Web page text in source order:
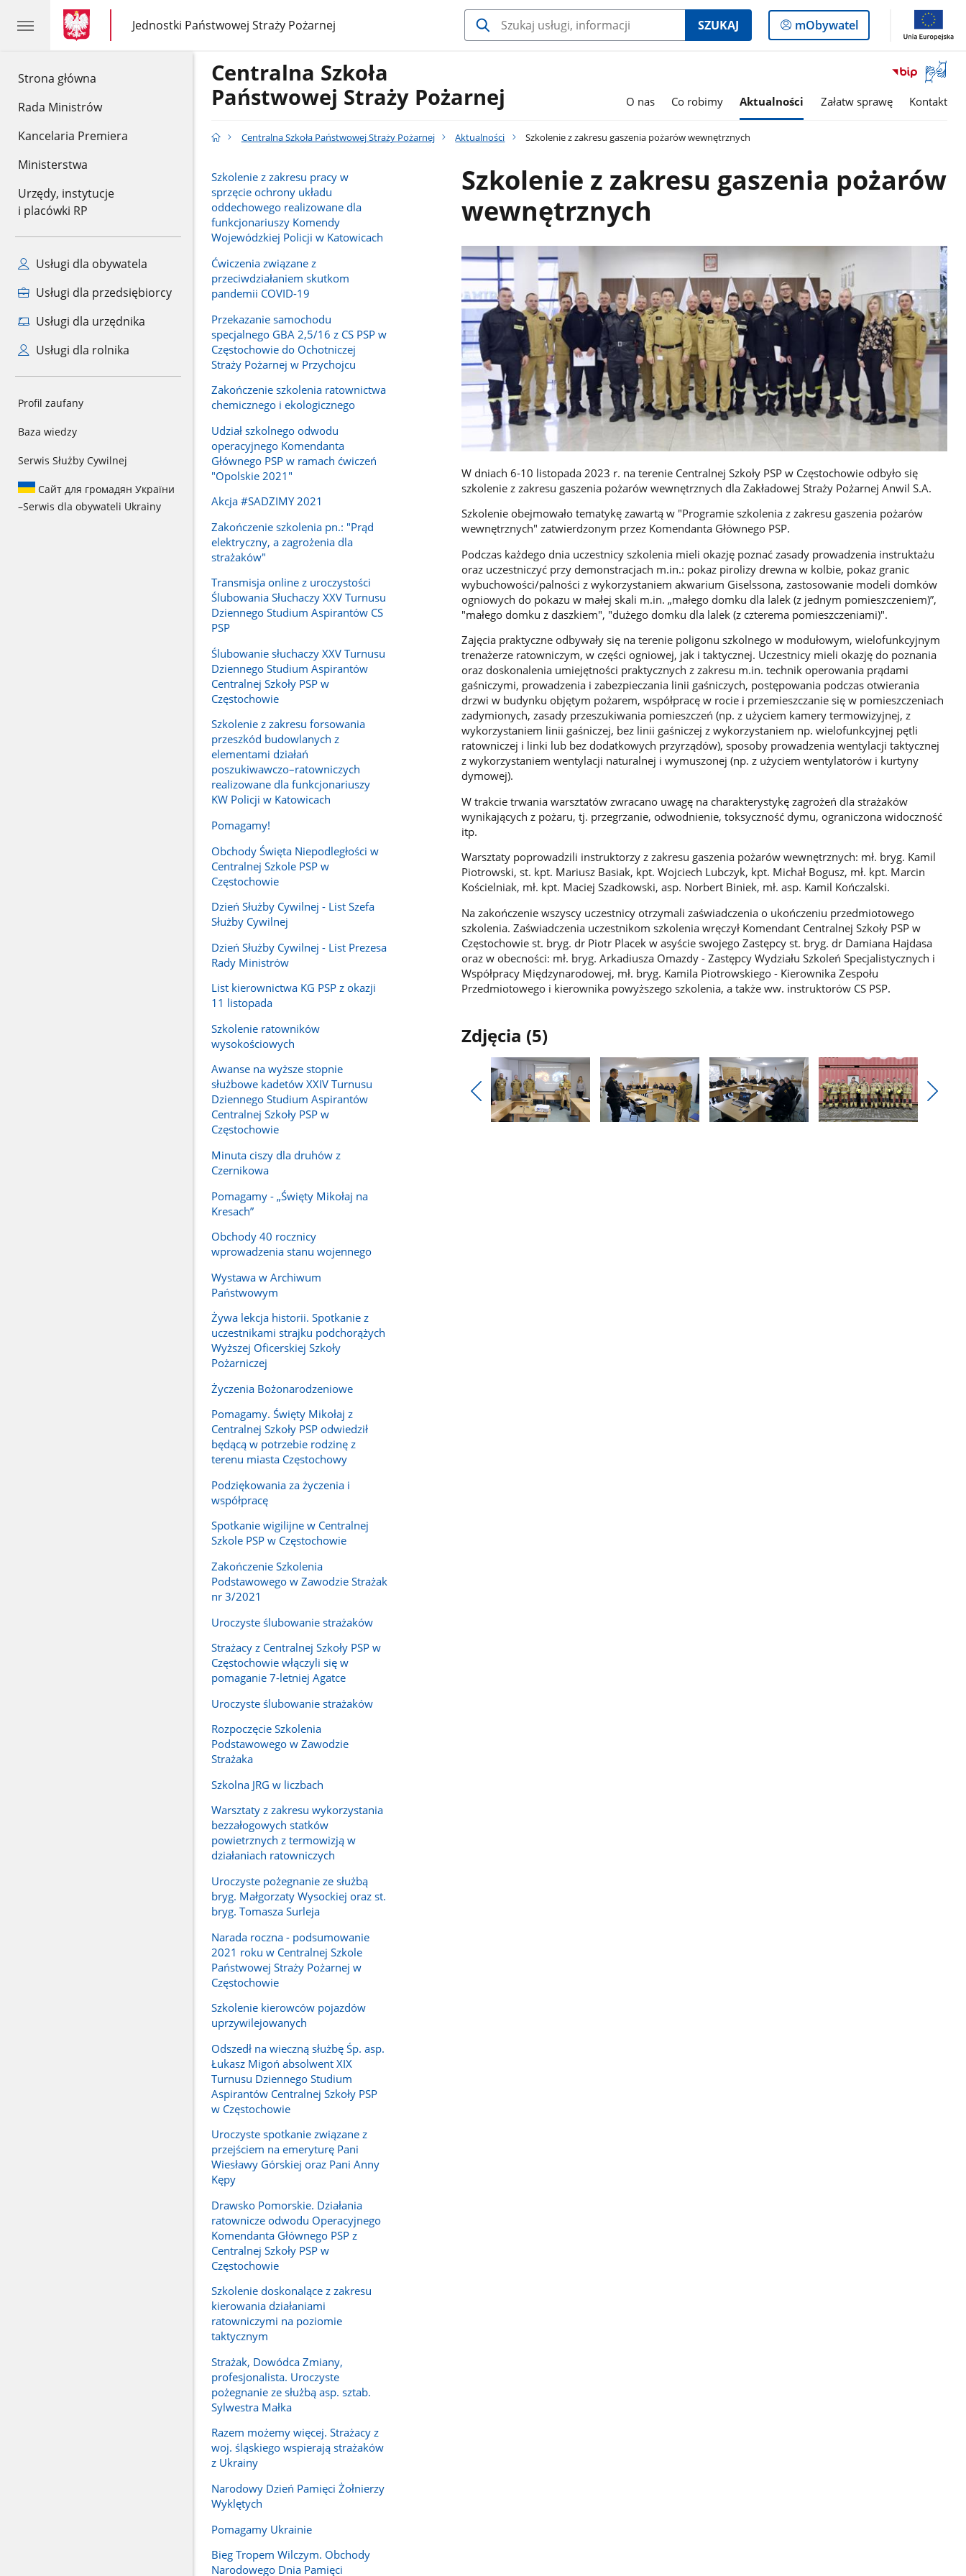
Strona główna
Rada Ministrów
Kancelaria Premiera
Ministerstwa
Urzędy, instytucje
i placówki RP
Usługi dla obywatela
Usługi dla przedsiębiorcy
Usługi dla urzędnika
Usługi dla rolnika
Profil zaufany
Baza wiedzy
Serwis Służby Cywilnej
Сайт для громадян України
–Serwis dla obywateli Ukrainy
gov.pl
gov.pl
Jednostki Państwowej Straży Pożarnej
gov.pl
Jednostki
Państwowej
SZUKAJ
Logowanie
do
mObywatel
Otwórz
okno
z
Centralna Szkoła
Państwowej Straży Pożarnej
O nas Co robimy Aktualności Załatw sprawę Kontakt
Centralna Szkoła Państwowej Straży Pożarnej Aktualności Szkolenie z zakresu gaszenia pożarów wewnętrznych
Szkolenie z zakresu pracy w
sprzęcie ochrony układu
oddechowego realizowane dla
funkcjonariuszy Komendy
Wojewódzkiej Policji w Katowicach
Ćwiczenia związane z
przeciwdziałaniem skutkom
pandemii COVID-19
Przekazanie samochodu
specjalnego GBA 2,5/16 z CS PSP w
Częstochowie do Ochotniczej
Straży Pożarnej w Przychojcu
Zakończenie szkolenia ratownictwa
chemicznego i ekologicznego
Udział szkolnego odwodu
operacyjnego Komendanta
Głównego PSP w ramach ćwiczeń
"Opolskie 2021"
Akcja #SADZIMY 2021
Zakończenie szkolenia pn.: "Prąd
elektryczny, a zagrożenia dla
strażaków"
Transmisja online z uroczystości
Ślubowania Słuchaczy XXV Turnusu
Dziennego Studium Aspirantów CS
PSP
Ślubowanie słuchaczy XXV Turnusu
Dziennego Studium Aspirantów
Centralnej Szkoły PSP w
Częstochowie
Szkolenie z zakresu forsowania
przeszkód budowlanych z
elementami działań
poszukiwawczo–ratowniczych
realizowane dla funkcjonariuszy
KW Policji w Katowicach
Pomagamy!
Obchody Święta Niepodległości w
Centralnej Szkole PSP w
Częstochowie
Dzień Służby Cywilnej - List Szefa
Służby Cywilnej
Dzień Służby Cywilnej - List Prezesa
Rady Ministrów
List kierownictwa KG PSP z okazji
11 listopada
Szkolenie ratowników
wysokościowych
Awanse na wyższe stopnie
służbowe kadetów XXIV Turnusu
Dziennego Studium Aspirantów
Centralnej Szkoły PSP w
Częstochowie
Minuta ciszy dla druhów z
Czernikowa
Pomagamy - „Święty Mikołaj na
Kresach”
Obchody 40 rocznicy
wprowadzenia stanu wojennego
Wystawa w Archiwum
Państwowym
Żywa lekcja historii. Spotkanie z
uczestnikami strajku podchorążych
Wyższej Oficerskiej Szkoły
Pożarniczej
Życzenia Bożonarodzeniowe
Pomagamy. Święty Mikołaj z
Centralnej Szkoły PSP odwiedził
będącą w potrzebie rodzinę z
terenu miasta Częstochowy
Podziękowania za życzenia i
współpracę
Spotkanie wigilijne w Centralnej
Szkole PSP w Częstochowie
Zakończenie Szkolenia
Podstawowego w Zawodzie Strażak
nr 3/2021
Uroczyste ślubowanie strażaków
Strażacy z Centralnej Szkoły PSP w
Częstochowie włączyli się w
pomaganie 7-letniej Agatce
Uroczyste ślubowanie strażaków
Rozpoczęcie Szkolenia
Podstawowego w Zawodzie
Strażaka
Szkolna JRG w liczbach
Warsztaty z zakresu wykorzystania
bezzałogowych statków
powietrznych z termowizją w
działaniach ratowniczych
Uroczyste pożegnanie ze służbą
bryg. Małgorzaty Wysockiej oraz st.
bryg. Tomasza Surleja
Narada roczna - podsumowanie
2021 roku w Centralnej Szkole
Państwowej Straży Pożarnej w
Częstochowie
Szkolenie kierowców pojazdów
uprzywilejowanych
Odszedł na wieczną służbę Śp. asp.
Łukasz Migoń absolwent XIX
Turnusu Dziennego Studium
Aspirantów Centralnej Szkoły PSP
w Częstochowie
Uroczyste spotkanie związane z
przejściem na emeryturę Pani
Wiesławy Górskiej oraz Pani Anny
Kępy
Drawsko Pomorskie. Działania
ratownicze odwodu Operacyjnego
Komendanta Głównego PSP z
Centralnej Szkoły PSP w
Częstochowie
Szkolenie doskonalące z zakresu
kierowania działaniami
ratowniczymi na poziomie
taktycznym
Strażak, Dowódca Zmiany,
profesjonalista. Uroczyste
pożegnanie ze służbą asp. sztab.
Sylwestra Małka
Razem możemy więcej. Strażacy z
woj. śląskiego wspierają strażaków
z Ukrainy
Narodowy Dzień Pamięci Żołnierzy
Wyklętych
Pomagamy Ukrainie
Bieg Tropem Wilczym. Obchody
Narodowego Dnia Pamięci
Szkolenie z zakresu gaszenia pożarów
wewnętrznych
W dniach 6-10 listopada 2023 r. na terenie Centralnej Szkoły PSP w Częstochowie odbyło się
szkolenie z zakresu gaszenia pożarów wewnętrznych dla Zakładowej Straży Pożarnej Anwil S.A.
Szkolenie obejmowało tematykę zawartą w "Programie szkolenia z zakresu gaszenia pożarów
wewnętrznych" zatwierdzonym przez Komendanta Głównego PSP.
Podczas każdego dnia uczestnicy szkolenia mieli okazję poznać zasady prowadzenia instruktażu
oraz uczestniczyć przy demonstracjach m.in.: pokaz pirolizy drewna w kolbie, pokaz granic
wybuchowości/palności z wykorzystaniem akwarium Giselssona, zastosowanie modeli domków
ogniowych do pokazu w małej skali m.in. „małego domku dla lalek (z jednym pomieszczeniem)”,
"małego domku z daszkiem", "dużego domku dla lalek (z czterema pomieszczeniami)".
Zajęcia praktyczne odbywały się na terenie poligonu szkolnego w modułowym, wielofunkcyjnym
trenażerze ratowniczym, w części ogniowej, jak i taktycznej. Uczestnicy mieli okazję do poznania
oraz doskonalenia umiejętności praktycznych z zakresu m.in. technik operowania prądami
gaśniczymi, prowadzenia i zabezpieczania linii gaśniczych, postępowania podczas otwierania
drzwi w budynku objętym pożarem, współpracę w rocie i przemieszczanie się w pomieszczeniach
zadymionych, zasady przeszukiwania pomieszczeń (np. z użyciem kamery termowizyjnej, z
wykorzystaniem linii gaśniczej, bez linii gaśniczej z wykorzystaniem np. wielofunkcyjnej pętli
ratowniczej i linki lub bez dodatkowych przyrządów), sposoby prowadzenia wentylacji taktycznej
z wykorzystaniem wentylacji naturalnej i wymuszonej (np. z użyciem wentylatorów i kurtyny
dymowej).
W trakcie trwania warsztatów zwracano uwagę na charakterystykę zagrożeń dla strażaków
wynikających z pożaru, tj. przegrzanie, odwodnienie, toksyczność dymu, ograniczona widoczność
itp.
Warsztaty poprowadzili instruktorzy z zakresu gaszenia pożarów wewnętrznych: mł. bryg. Kamil
Piotrowski, st. kpt. Mariusz Basiak, kpt. Wojciech Lubczyk, kpt. Michał Bogusz, mł. kpt. Marcin
Kościelniak, mł. kpt. Maciej Szadkowski, asp. Norbert Biniek, mł. asp. Kamil Kończalski.
Na zakończenie wszyscy uczestnicy otrzymali zaświadczenia o ukończeniu przedmiotowego
szkolenia. Zaświadczenia uczestnikom szkolenia wręczył Komendant Centralnej Szkoły PSP w
Częstochowie st. bryg. dr Piotr Placek w asyście swojego Zastępcy st. bryg. dr Damiana Hajdasa
oraz w obecności: mł. bryg. Arkadiusza Omazdy - Zastępcy Wydziału Szkoleń Specjalistycznych i
Współpracy Międzynarodowej, mł. bryg. Kamila Piotrowskiego - Kierownika Zespołu
Przedmiotowego i kierownika powyższego szkolenia, a także ww. instruktorów CS PSP.
Zdjęcia (5)
Pokaż
poprzednie